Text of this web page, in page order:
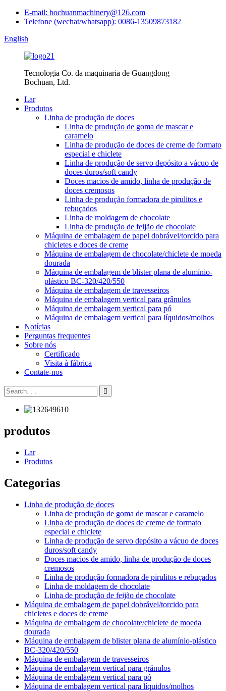
E-mail: bochuanmachinery@126.com
Telefone (wechat/whatsapp): 0086-13509873182
English
Tecnologia Co. da maquinaria de Guangdong
Bochuan, Ltd.
Lar
Produtos
Linha de produção de doces
Linha de produção de goma de mascar e
caramelo
Linha de produção de doces de creme de formato
especial e chiclete
Linha de produção de servo depósito a vácuo de
doces duros/soft candy
Doces macios de amido, linha de produção de
doces cremosos
Linha de produção formadora de pirulitos e
rebuçados
Linha de moldagem de chocolate
Linha de produção de feijão de chocolate
Máquina de embalagem de papel dobrável/torcido para
chicletes e doces de creme
Máquina de embalagem de chocolate/chiclete de moeda
dourada
Máquina de embalagem de blister plana de alumínio-
plástico BC-320/420/550
Máquina de embalagem de travesseiros
Máquina de embalagem vertical para grânulos
Máquina de embalagem vertical para pó
Máquina de embalagem vertical para líquidos/molhos
Notícias
Perguntas frequentes
Sobre nós
Certificado
Visita à fábrica
Contate-nos
produtos
Lar
Produtos
Categorias
Linha de produção de doces
Linha de produção de goma de mascar e caramelo
Linha de produção de doces de creme de formato
especial e chiclete
Linha de produção de servo depósito a vácuo de doces
duros/soft candy
Doces macios de amido, linha de produção de doces
cremosos
Linha de produção formadora de pirulitos e rebuçados
Linha de moldagem de chocolate
Linha de produção de feijão de chocolate
Máquina de embalagem de papel dobrável/torcido para
chicletes e doces de creme
Máquina de embalagem de chocolate/chiclete de moeda
dourada
Máquina de embalagem de blister plana de alumínio-plástico
BC-320/420/550
Máquina de embalagem de travesseiros
Máquina de embalagem vertical para grânulos
Máquina de embalagem vertical para pó
Máquina de embalagem vertical para líquidos/molhos